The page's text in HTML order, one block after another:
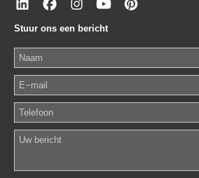
Stuur ons een bericht